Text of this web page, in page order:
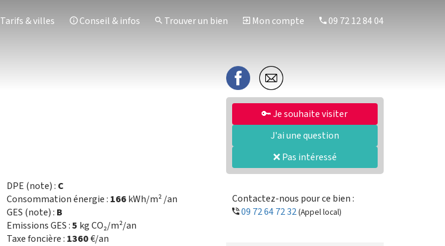
Tarifs & villes Conseil & infos Trouver un bien Mon compte 09 72 12 84 04
DPE (note) : C
Consommation énergie : 166kWh/m² /an
GES (note) : B
Emissions GES :5 kg CO₂/m²/an
Taxe foncière : 1360€/an
🔑 Je souhaite visiter
J'ai une question
❌ Pas intéressé
Contactez-nous pour ce bien :
09 72 64 72 32(Appel local)